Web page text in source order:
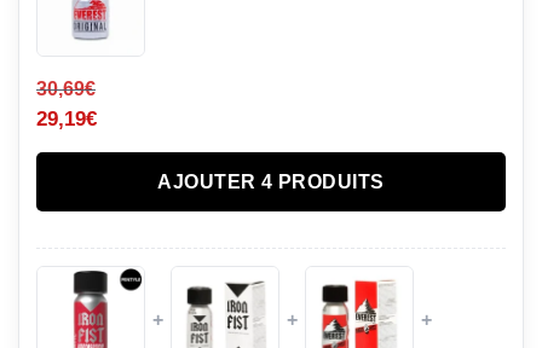
30,69€
29,19€
AJOUTER 4 PRODUITS
+ + +